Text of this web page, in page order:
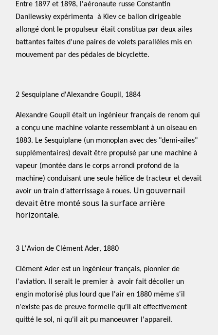
Entre 1897 et 1898, l'aéronaute russe Constantin
Danilewsky expérimenta à Kiev ce ballon dirigeable
allongé dont le propulseur était constitua par deux ailes
battantes faites d'une paires de volets parallèles mis en
mouvement par des pédales de bicyclette.
2 Sesquiplane d'Alexandre Goupil, 1884
Alexandre Goupil était un ingénieur français de renom qui
a conçu une machine volante ressemblant à un oiseau en
1883. Le Sesquiplane (un monoplan avec des "demi-ailes"
supplémentaires) devait être propulsé par une machine à
vapeur (montée dans le corps arrondi profond de la
machine) conduisant une seule hélice de tracteur et devait
avoir un train d'atterrissage à roues. Un gouvernail
devait être monté sous la surface arrière
horizontale.
3 L'Avion de Clément Ader, 1880
Clément Ader est un ingénieur français, pionnier de
l'aviation. Il serait le premier à avoir fait décoller un
engin motorisé plus lourd que l'air en 1880 même s'il
n'existe pas de preuve formelle qu'il ait effectivement
quitté le sol, ni qu'il ait pu manoeuvrer l'appareil.